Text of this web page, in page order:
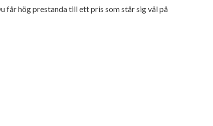
får hög prestanda till ett pris som står sig väl på